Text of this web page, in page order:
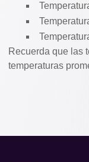
Recuerda que las
temperaturas